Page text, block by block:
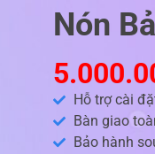
Nón
Hỗ trợ cài
Bàn giao
Bảo hành